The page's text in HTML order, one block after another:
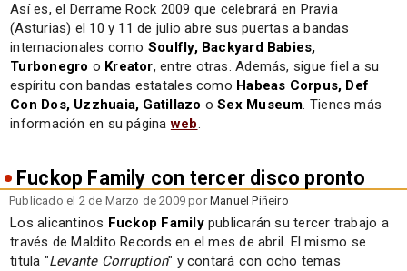
Así es, el Derrame Rock 2009 que celebrará en Pravia
(Asturias) el 10 y 11 de julio abre sus puertas a bandas
internacionales como Soulfly, Backyard Babies,
Turbonegro o Kreator, entre otras. Además, sigue fiel a su
espíritu con bandas estatales como Habeas Corpus, Def
Con Dos, Uzzhuaia, Gatillazo oSex Museum. Tienes más
información en su páginaweb.
Fuckop Family con tercer disco pronto
Publicado el 2 de Marzo de 2009 porManuel Piñeiro
Los alicantinos Fuckop Familypublicarán su tercer trabajo a
través de Maldito Records en el mes de abril. El mismo se
titula "Levante Corruption" y contará con ocho temas